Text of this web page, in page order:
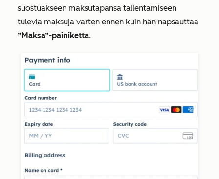
suostuakseen maksutapansa tallentamiseen
tulevia maksuja varten ennen kuin hän napsauttaa
”Maksa”-painiketta.